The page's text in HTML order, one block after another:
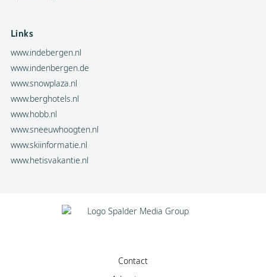
Links
www.indebergen.nl
www.indenbergen.de
www.snowplaza.nl
www.berghotels.nl
www.hobb.nl
www.sneeuwhoogten.nl
www.skiinformatie.nl
www.hetisvakantie.nl
Contact